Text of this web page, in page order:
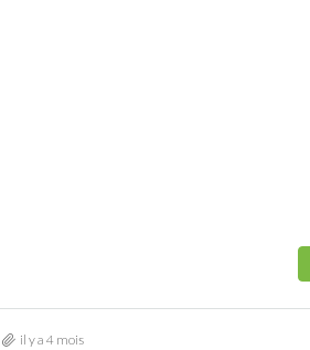
il y a 4 mois